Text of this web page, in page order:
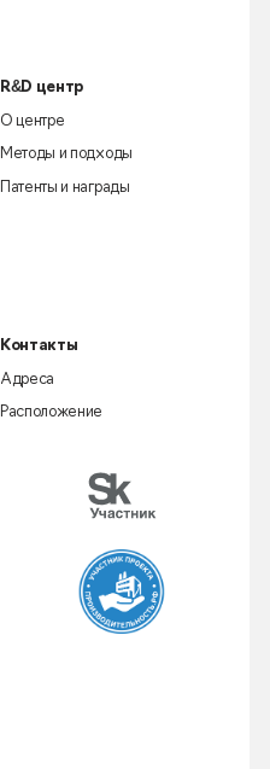
R&D центр
О центре
Методы и подходы
Патенты и награды
Контакты
Адреса
Расположение